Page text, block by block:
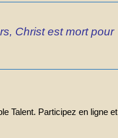
Christ est mort pour
Talent. Participez en ligne et